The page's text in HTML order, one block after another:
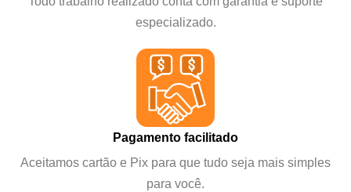
especializado.
Pagamento facilitado
Aceitamos cartão e Pix para que tudo seja mais simples
para você.